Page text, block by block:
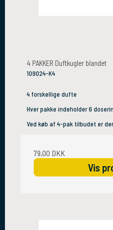
4 PAKKER Duftkugler blandet
109024-K4
4 forskellige dufte
Hver pakke indeholder 6
Ved køb af 4-pak tilbudet er
79,00 DKK
Vis